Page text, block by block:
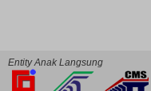
Entity Anak Langsung